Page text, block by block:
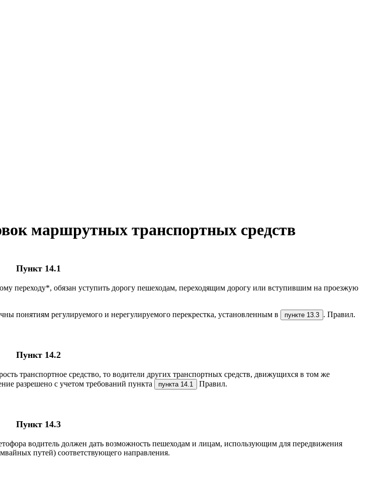
маршрутных транспортных средств
Пункт 14.1
переходу*, обязан уступить дорогу пешеходам, переходящим дорогу или вступившим на проезжую
понятиям регулируемого и нерегулируемого перекрестка, установленным в пункте 13.3 . Правил.
Пункт 14.2
транспортное средство, то водители других транспортных средств, движущихся в том же
разрешено с учетом требований пункта
пункта 14.1 Правил.
Пункт 14.3
водитель должен дать возможность пешеходам и лицам, использующим для передвижения
путей) соответствующего направления.